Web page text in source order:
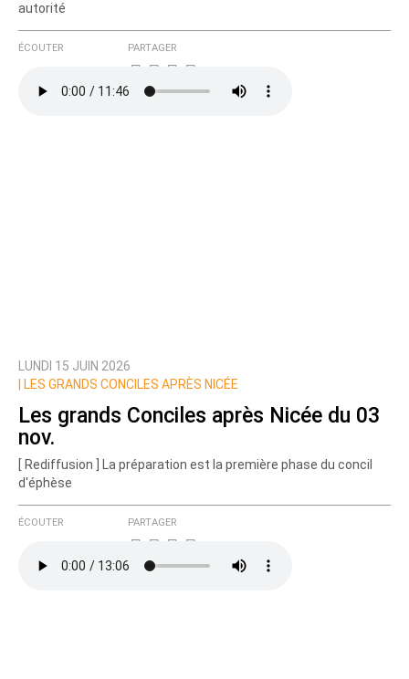
Ajoutez votre commentaire ici
Prévenez-moi de tous les nouveaux commentaires
autorité
ÉCOUTER PARTAGER
LUNDI 15 JUIN 2026
LES GRANDS CONCILES APRÈS NICÉE
Les grands Conciles après Nicée du 03
nov.
[ Rediffusion ] La préparation est la première phase du concil
d'éphèse
ÉCOUTER PARTAGER